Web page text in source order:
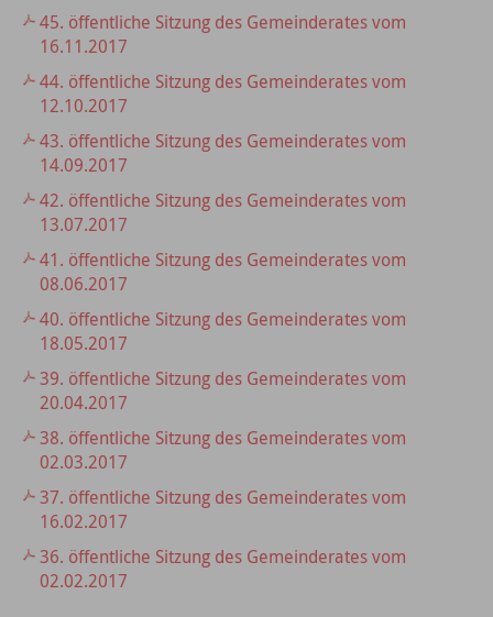
45. öffentliche Sitzung des Gemeinderates vom
16.11.2017
44. öffentliche Sitzung des Gemeinderates vom
12.10.2017
43. öffentliche Sitzung des Gemeinderates vom
14.09.2017
42. öffentliche Sitzung des Gemeinderates vom
13.07.2017
41. öffentliche Sitzung des Gemeinderates vom
08.06.2017
40. öffentliche Sitzung des Gemeinderates vom
18.05.2017
39. öffentliche Sitzung des Gemeinderates vom
20.04.2017
38. öffentliche Sitzung des Gemeinderates vom
02.03.2017
37. öffentliche Sitzung des Gemeinderates vom
16.02.2017
36. öffentliche Sitzung des Gemeinderates vom
02.02.2017